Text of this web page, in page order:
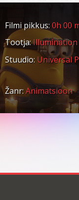
Filmi pikkus:0h 00
Tootja:Illumination
Stuudio:Universal
Žanr:Animatsioon